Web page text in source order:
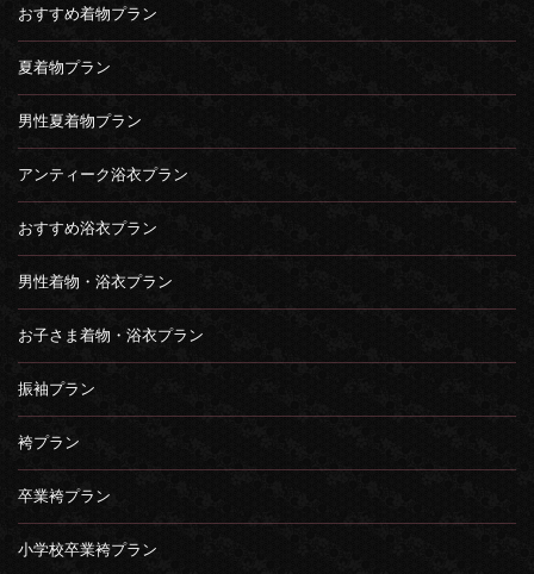
おすすめ着物プラン
夏着物プラン
男性夏着物プラン
アンティーク浴衣プラン
おすすめ浴衣プラン
男性着物・浴衣プラン
お子さま着物・浴衣プラン
振袖プラン
袴プラン
卒業袴プラン
小学校卒業袴プラン